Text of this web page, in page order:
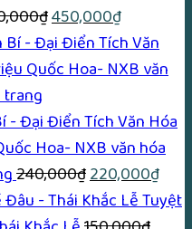
₫Giá
gốc
là:
450,000₫Giá
hiện
tại
450,000₫.
- Đại Điển Tích Văn Hóa
Hoa- NXB văn hóa
240,000₫Giá
gốc
220,000₫Giá
hiện
Tuyệt